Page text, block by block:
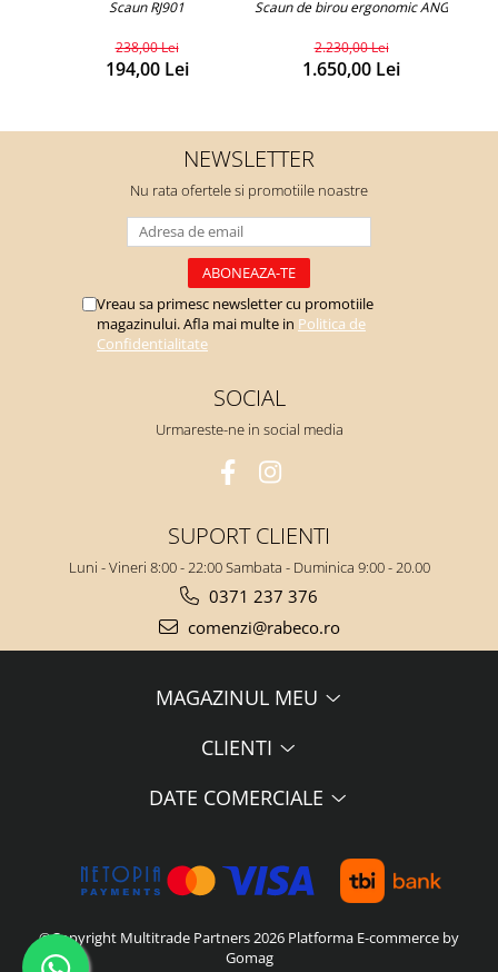
Scaun RJ901
238,00 Lei
194,00 Lei
Scaun de birou ergonomic ANGUM
2.230,00 Lei
1.650,00 Lei
NEWSLETTER
Nu rata ofertele si promotiile noastre
Vreau sa primesc newsletter cu promotiile
magazinului. Afla mai multe in Politica de
Confidentialitate
SOCIAL
Urmareste-ne in social media
SUPORT CLIENTI
Luni - Vineri 8:00 - 22:00 Sambata - Duminica 9:00 - 20.00
0371 237 376
comenzi@rabeco.ro
MAGAZINUL MEU
CLIENTI
DATE COMERCIALE
©Copyright Multitrade Partners 2026 Platforma E-commerce by
Gomag